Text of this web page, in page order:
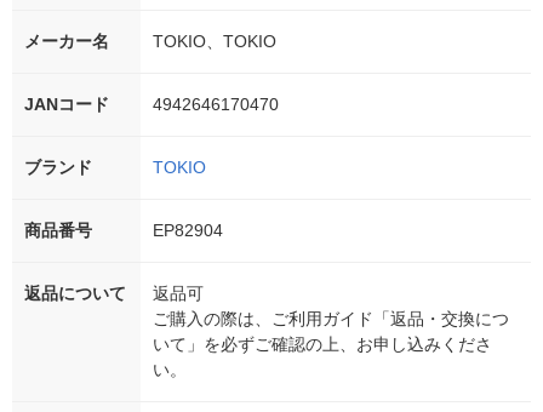
メーカー名 TOKIO、TOKIO
JANコード 4942646170470
ブランド TOKIO
商品番号 EP82904
返品について
返品可
ご購入の際は、ご利用ガイド「返品・交換につ
いて」を必ずご確認の上、お申し込みくださ
い。